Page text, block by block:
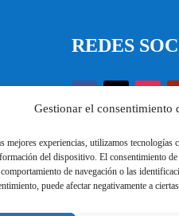
Gestionar el consentimiento
mejores experiencias, utilizamos tecnologías
del dispositivo. El consentimiento
de navegación o las
puede afectar negativamente a
REDES